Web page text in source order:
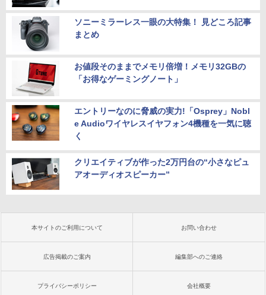
ソニーミラーレス一眼の大特集！ 見どころ記事
まとめ
お値段そのままでメモリ倍増！メモリ32GBの
「お得なゲーミングノート」
エントリーなのに脅威の実力!「Osprey」Nobl
e Audioワイヤレスイヤフォン4機種を一気に聴
く
クリエイティブが作った2万円台の“小さなピュ
アオーディオスピーカー”
本サイトのご利用について お問い合わせ
広告掲載のご案内 編集部へのご連絡
プライバシーポリシー 会社概要